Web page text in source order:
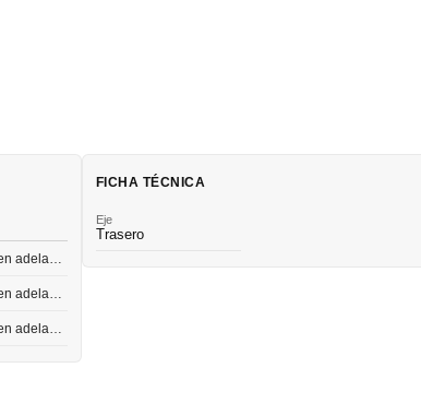
FICHA TÉCNICA
Eje
Trasero